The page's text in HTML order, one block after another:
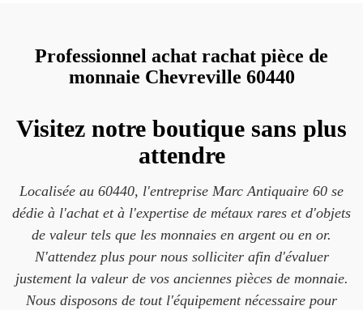
Professionnel achat rachat pièce de
monnaie Chevreville 60440
Visitez notre boutique sans plus
attendre
Localisée au 60440, l'entreprise Marc Antiquaire 60 se
dédie à l'achat et à l'expertise de métaux rares et d'objets
de valeur tels que les monnaies en argent ou en or.
N'attendez plus pour nous solliciter afin d'évaluer
justement la valeur de vos anciennes pièces de monnaie.
Nous disposons de tout l'équipement nécessaire pour